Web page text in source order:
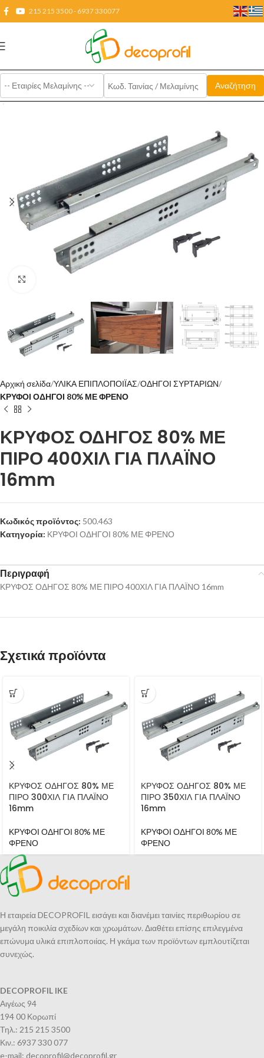
215 215 3500 - 6937 330077
Αρχική σελίδα ΥΛΙΚΑ ΕΠΙΠΛΟΠΟΙΪΑΣ ΟΔΗΓΟΙ ΣΥΡΤΑΡΙΩΝ
ΚΡΥΦΟΙ ΟΔΗΓΟΙ 80% ΜΕ ΦΡΕΝΟ
ΚΡΥΦΟΣ ΟΔΗΓΟΣ 80% ΜΕ
ΠΙΡΟ 400ΧΙΛ ΓΙΑ ΠΛΑΪΝΟ
16mm
Κωδικός προϊόντος: 500.463
Κατηγορία: ΚΡΥΦΟΙ ΟΔΗΓΟΙ 80% ΜΕ ΦΡΕΝΟ
Περιγραφή
ΚΡΥΦΟΣ ΟΔΗΓΟΣ 80% ΜΕ ΠΙΡΟ 400ΧΙΛ ΓΙΑ ΠΛΑΪΝΟ 16mm
Σχετικά προϊόντα
ΚΡΥΦΟΣ ΟΔΗΓΟΣ 80% ΜΕ
ΠΙΡΟ 300ΧΙΛ ΓΙΑ ΠΛΑΪΝΟ
16mm
ΚΡΥΦΟΙ ΟΔΗΓΟΙ 80% ΜΕ
ΦΡΕΝΟ
ΚΡΥΦΟΣ ΟΔΗΓΟΣ 80% ΜΕ
ΠΙΡΟ 350ΧΙΛ ΓΙΑ ΠΛΑΪΝΟ
16mm
ΚΡΥΦΟΙ ΟΔΗΓΟΙ 80% ΜΕ
ΦΡΕΝΟ
Η εταιρεία DECOPROFIL εισάγει και διανέμει ταινίες περιθωρίου σε
μεγάλη ποικιλία σχεδίων και χρωμάτων. Διαθέτει επίσης επιλεγμένα
επώνυμα υλικά επιπλοποιίας. Η γκάμα των προϊόντων εμπλουτίζεται
συνεχώς.
DECOPROFIL IKE
Αιγέως 94
194 00 Κορωπί
Τηλ.: 215 215 3500
Κιν.: 6937 330 077
e-mail: decoprofil@decoprofil.gr